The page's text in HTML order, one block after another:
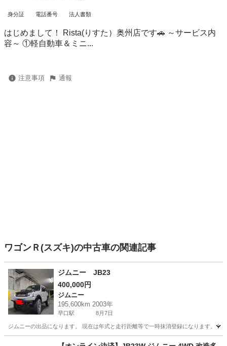
身分証 電話番号 法人書類
はじめまして！ Rista(りすた）奥州店です🚗 ～サービス内
容～ ①軽自動車＆ミニ...
注意事項 通報
ワゴンＲ(スズキ)の中古車の関連記事
ジムニー JB23
400,000円
ジムニー
195,600km 2003年
早口駅 8月7日
ジムニーの出品になります。 現在は年式と走行距離等で一時抹消登録になります。
早口駅 ジムニー